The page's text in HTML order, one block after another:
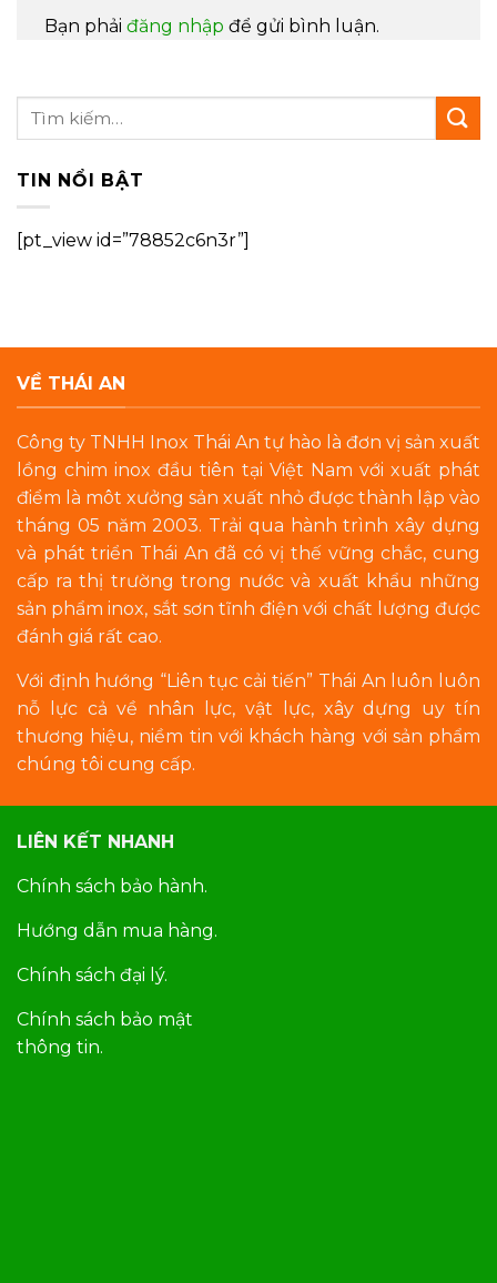
Bạn phải đăng nhập để gửi bình luận.
TIN NỔI BẬT
[pt_view id=”78852c6n3r”]
VỀ THÁI AN
Công ty TNHH Inox Thái An tự hào là đơn vị sản xuất
lồng chim inox đầu tiên tại Việt Nam với xuất phát
điểm là môt xưởng sản xuất nhỏ được thành lập vào
tháng 05 năm 2003. Trải qua hành trình xây dựng
và phát triển Thái An đã có vị thế vững chắc, cung
cấp ra thị trường trong nước và xuất khẩu những
sản phẩm inox, sắt sơn tĩnh điện với chất lượng được
đánh giá rất cao.
Với định hướng “Liên tục cải tiến” Thái An luôn luôn
nỗ lực cả về nhân lực, vật lực, xây dựng uy tín
thương hiệu, niềm tin với khách hàng với sản phẩm
chúng tôi cung cấp.
LIÊN KẾT NHANH
Chính sách bảo hành.
Hướng dẫn mua hàng.
Chính sách đại lý.
Chính sách bảo mật
thông tin.